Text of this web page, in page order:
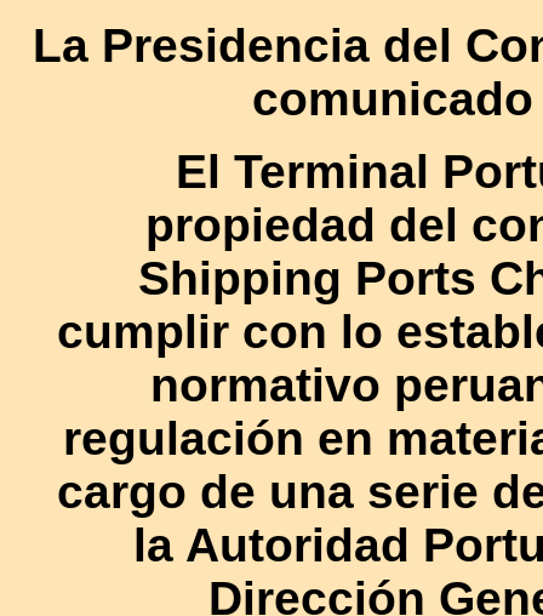
La Presidencia del
El Terminal
propiedad del
Shipping Ports
cumplir con lo
normativo
regulación en
cargo de una serie
la Autoridad
Dirección